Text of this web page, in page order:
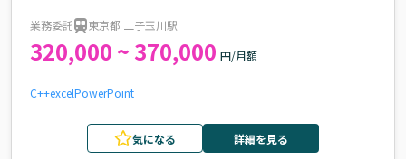
業務委託 東京都 二子玉川駅
320,000 ~ 370,000 円/月額
C++excelPowerPoint
気になる 詳細を見る